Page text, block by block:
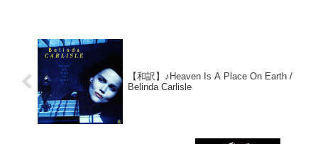
【和訳】♪Heaven Is A Place On Earth /
Belinda Carlisle